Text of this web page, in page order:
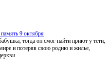
9 октября
тогда он смог найти приют у тети,
и потеряв свою родню и жилье,